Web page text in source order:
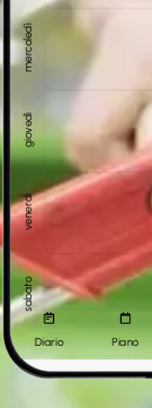
mercoledì
giovedì
venerdì
sabato
domenica
Diario Piano